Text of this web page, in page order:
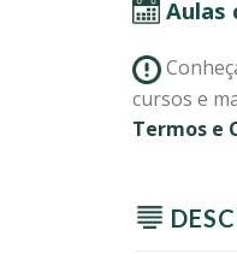
Aulas
cursos e
Termos e